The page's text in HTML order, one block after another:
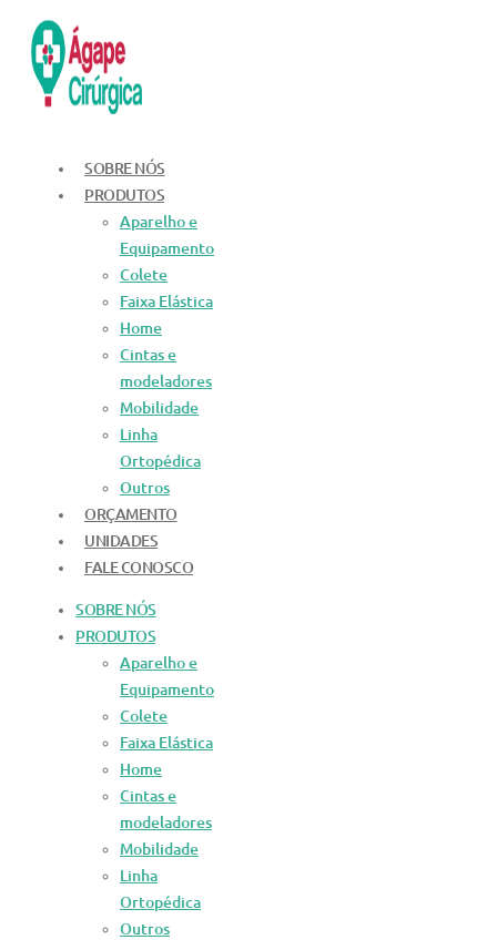
para
conteúdo
SOBRE NÓS
PRODUTOS
Aparelho e
Equipamento
Colete
Faixa Elástica
Home
Cintas e
modeladores
Mobilidade
Linha
Ortopédica
Outros
ORÇAMENTO
UNIDADES
FALE CONOSCO
SOBRE NÓS
PRODUTOS
Aparelho e
Equipamento
Colete
Faixa Elástica
Home
Cintas e
modeladores
Mobilidade
Linha
Ortopédica
Outros